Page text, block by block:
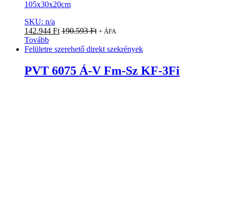
105x30x20cm
SKU: n/a
142.944 Ft 190.593Ft + ÁFA
Tovább
Felületre szerehető direkt szekrények
PVT 6075 Á-V Fm-Sz KF-3Fi